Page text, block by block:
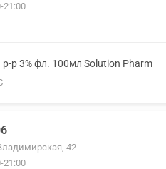
21:00
р-р 3% фл. 100мл Solution Pharm
42
21:00